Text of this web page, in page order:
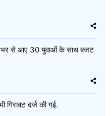
भर से आए 30 युवाओं के साथ बजट
दर्ज की गई.